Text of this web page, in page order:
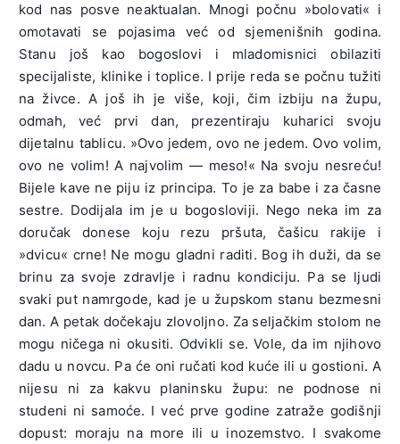
kod nas posve neaktualan. Mnogi počnu »bolovati« i
omotavati se pojasima već od sjemenišnih godina.
Stanu još kao bogoslovi i mladomisnici obilaziti
specijaliste, klinike i toplice. I prije reda se počnu tužiti
na živce. A još ih je više, koji, čim izbiju na župu,
odmah, već prvi dan, prezentiraju kuharici svoju
dijetalnu tablicu. »Ovo jedem, ovo ne jedem. Ovo volim,
ovo ne volim! A najvolim — meso!« Na svoju nesreću!
Bijele kave ne piju iz principa. To je za babe i za časne
sestre. Dodijala im je u bogosloviji. Nego neka im za
doručak donese koju rezu pršuta, čašicu rakije i
»dvicu« crne! Ne mogu gladni raditi. Bog ih duži, da se
brinu za svoje zdravlje i radnu kondiciju. Pa se ljudi
svaki put namrgode, kad je u župskom stanu bezmesni
dan. A petak dočekaju zlovoljno. Za seljačkim stolom ne
mogu ničega ni okusiti. Odvikli se. Vole, da im njihovo
dadu u novcu. Pa će oni ručati kod kuće ili u gostioni. A
nijesu ni za kakvu planinsku župu: ne podnose ni
studeni ni samoće. I već prve godine zatraže godišnji
dopust: moraju na more ili u inozemstvo. I svakome